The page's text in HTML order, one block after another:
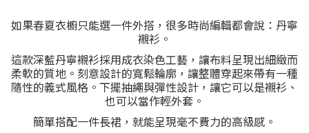
如果春夏衣櫥只能選一件外搭，很多時尚編輯都會說：丹寧
襯衫。
這款深藍丹寧襯衫採用成衣染色工藝，讓布料呈現出細緻而
柔軟的質地。刻意設計的寬鬆輪廓，讓整體穿起來帶有一種
隨性的義式風格。下擺抽繩與彈性設計，讓它可以是襯衫、
也可以當作輕外套。
簡單搭配一件長裙，就能呈現毫不費力的高級感。